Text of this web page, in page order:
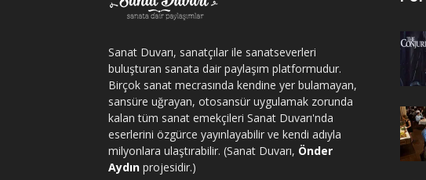
Sanat Duvarı, sanatçılar ile sanatseverleri
buluşturan sanata dair paylaşım platformudur.
Birçok sanat mecrasında kendine yer bulamayan,
sansüre uğrayan, otosansür uygulamak zorunda
kalan tüm sanat emekçileri Sanat Duvarı'nda
eserlerini özgürce yayınlayabilir ve kendi adıyla
milyonlara ulaştırabilir. (Sanat Duvarı, Önder
Aydın projesidir.)